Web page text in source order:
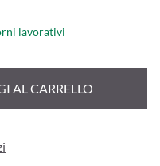
lavorativi
AL CARRELLO